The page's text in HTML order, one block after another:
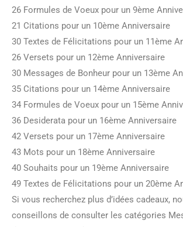
26 Formules de Voeux pour un 9ème
21 Citations pour un 10ème Anniversaire
30 Textes de Félicitations pour un 11ème
26 Versets pour un 12ème Anniversaire
30 Messages de Bonheur pour un 13ème
35 Citations pour un 14ème Anniversaire
34 Formules de Voeux pour un 15ème
36 Desiderata pour un 16ème Anniversaire
42 Versets pour un 17ème Anniversaire
43 Mots pour un 18ème Anniversaire
40 Souhaits pour un 19ème Anniversaire
49 Textes de Félicitations pour un 20ème
Si vous recherchez plus d’idées cadeaux,
conseillons de consulter les catégories